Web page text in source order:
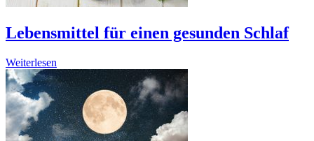
Lebensmittel für einen gesunden Schlaf
Weiterlesen